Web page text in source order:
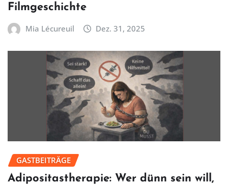
Filmgeschichte
Mia Lécureuil Dez. 31, 2025
GASTBEITRÄGE
Adipositastherapie: Wer dünn sein will,